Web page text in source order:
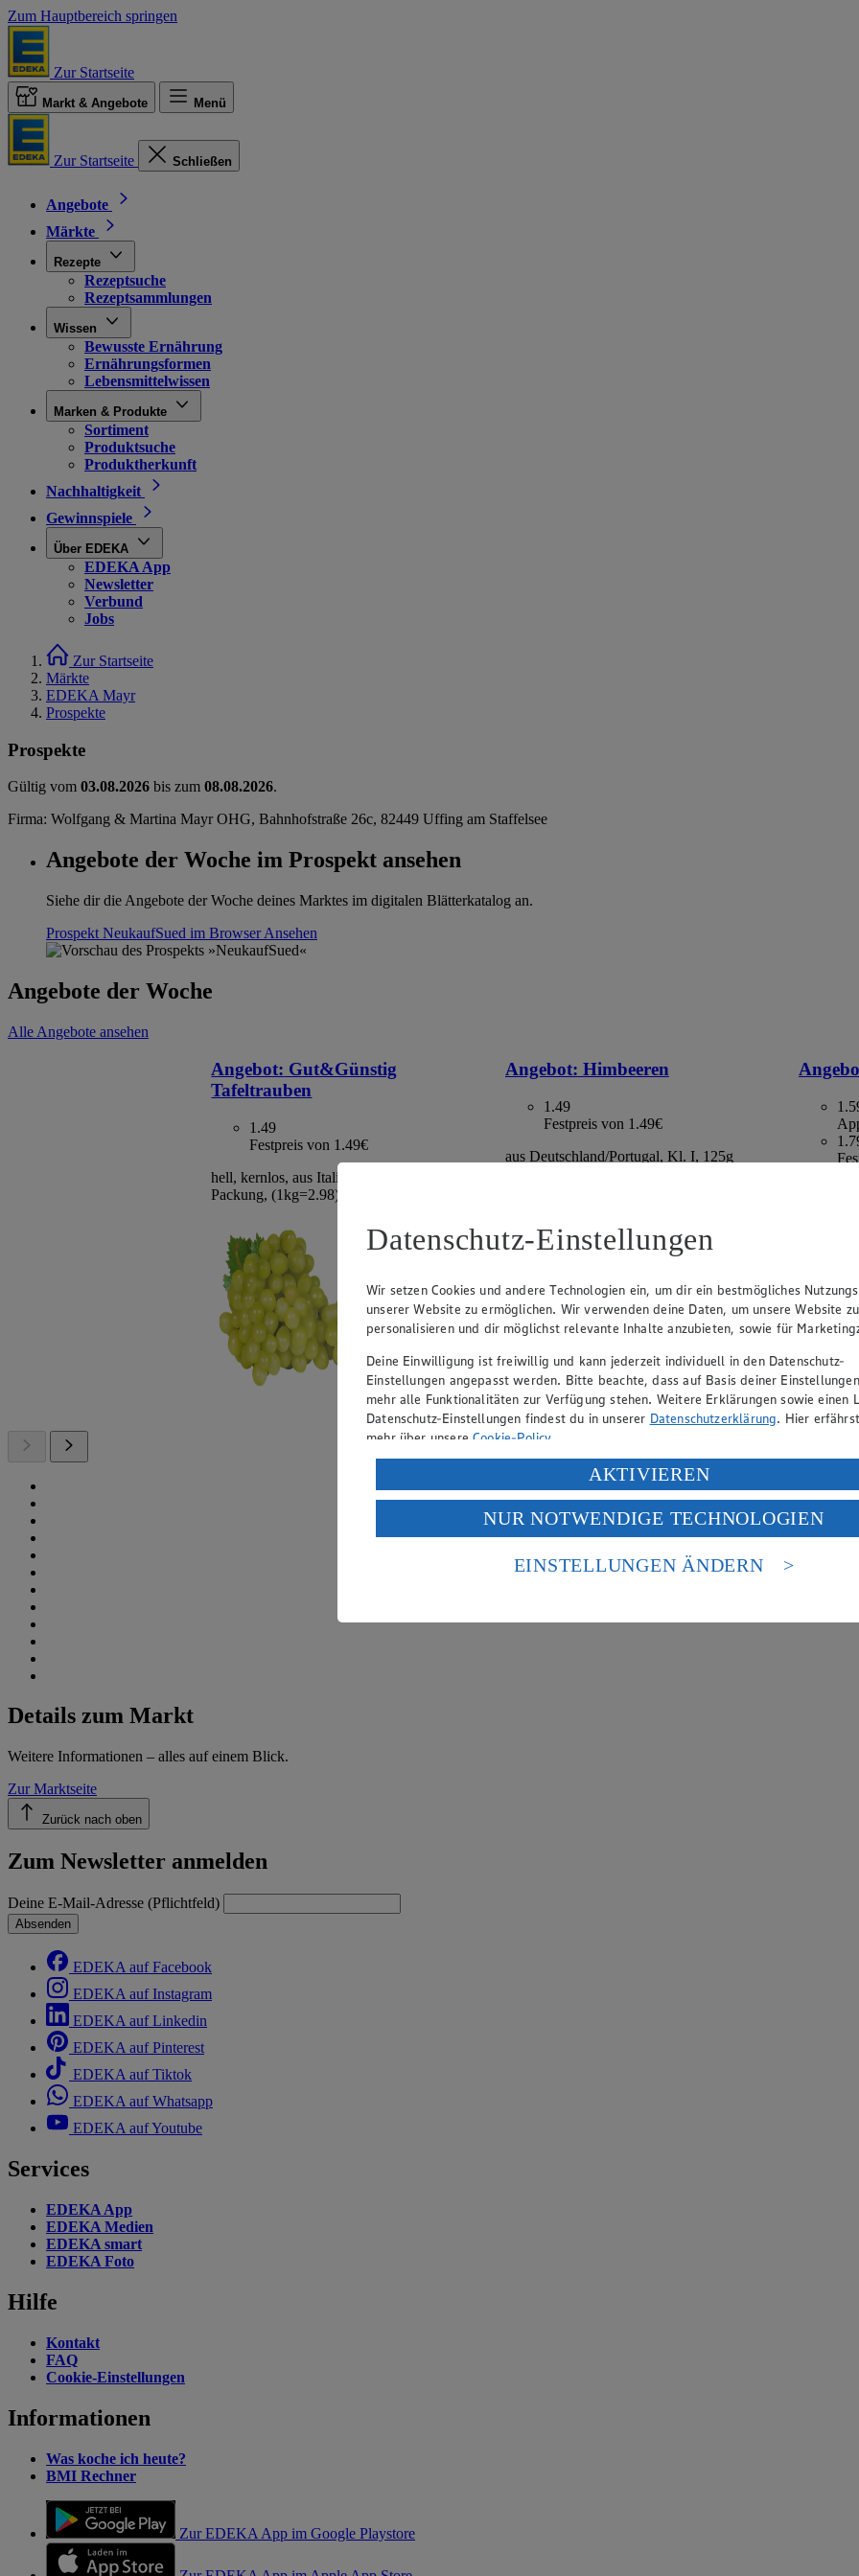
Zum Hauptbereich springen
Zur Startseite
Markt & Angebote Menü
Zur Startseite Schließen
Angebote
Märkte
Rezepte
Rezeptsuche
Rezeptsammlungen
Wissen
Bewusste Ernährung
Ernährungsformen
Lebensmittelwissen
Marken & Produkte
Sortiment
Produktsuche
Produktherkunft
Nachhaltigkeit
Gewinnspiele
Über EDEKA
EDEKA App
Newsletter
Verbund
Jobs
Zur Startseite
Märkte
EDEKA Mayr
Prospekte
Prospekte
Gültig vom 03.08.2026 bis zum 08.08.2026.
Firma: Wolfgang & Martina Mayr OHG, Bahnhofstraße 26c, 82449 Uffing am Staffelsee
Angebote der Woche im Prospekt ansehen
Siehe dir die Angebote der Woche deines Marktes im digitalen Blätterkatalog an.
Prospekt NeukaufSued im BrowserAnsehen
Angebote der Woche
Alle Angebote ansehen
Angebot: Gut&Günstig
Tafeltrauben
1.49
Festpreis von 1.49€
hell, kernlos, aus Italien/Spanien, Kl. I, 500g
Packung, (1kg=2.98)
Angebot: Himbeeren
1.49
Festpreis von 1.49€
aus Deutschland/Portugal, Kl. I, 125g
Kaktus,
Details zum Markt
Weitere Informationen – alles auf einem Blick.
Zur Marktseite
Zurück nach oben
Zum Newsletter anmelden
Deine E-Mail-Adresse (Pflichtfeld)
Absenden
EDEKA auf Facebook
EDEKA auf Instagram
EDEKA auf Linkedin
EDEKA auf Pinterest
EDEKA auf Tiktok
EDEKA auf Whatsapp
EDEKA auf Youtube
Services
EDEKA App
EDEKA Medien
EDEKA smart
EDEKA Foto
Hilfe
Kontakt
FAQ
Cookie-Einstellungen
Informationen
Was koche ich heute?
BMI Rechner
Zur EDEKA App im Google Playstore
Datenschutz-Einstellungen
Wir setzen Cookies und andere Technologien ein, um dir ein bestmögliches
unserer Website zu ermöglichen. Wir verwenden deine Daten, um unsere Website zu
personalisieren und dir möglichst relevante Inhalte anzubieten, sowie für
Deine Einwilligung ist freiwillig und kann jederzeit individuell in den Datenschutz-
Einstellungen angepasst werden. Bitte beachte, dass auf Basis deiner
mehr alle Funktionalitäten zur Verfügung stehen. Weitere Erklärungen sowie einen
Datenschutz-Einstellungen findest du in unserer Datenschutzerklärung. Hier
mehr über unsereCookie-Policy.
Verarbeitung deiner personenbezogenen Daten in den USA durch Facebook und
Wenn du auf „Aktivieren“ klickst, willigst du im Sinne des Art. 49 Abs. 1 Satz 1 lit.
ein, dass deine Daten in den USA verarbeitet werden. Der EuGH sieht die USA als
einem nach europäischen Standards nicht angemessenen Datenschutzniveau an. Es
Risiko eines Zugriffs durch US-amerikanische Behörden.
AKTIVIEREN
NUR NOTWENDIGE TECHNOLOGIEN
EINSTELLUNGEN ÄNDERN